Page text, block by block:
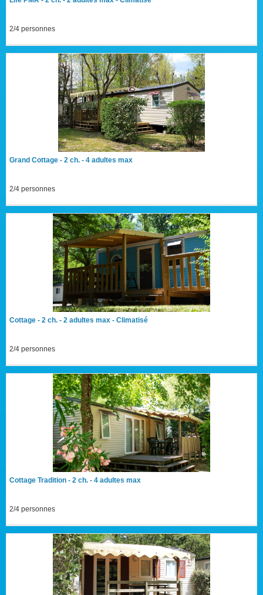
2/4 personnes
Grand Cottage - 2 ch. - 4 adultes max
2/4 personnes
Cottage - 2 ch. - 2 adultes max - Climatisé
2/4 personnes
Cottage Tradition - 2 ch. - 4 adultes max
2/4 personnes